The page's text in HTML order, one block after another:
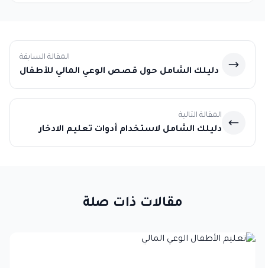
المقالة السابقة
دليلك الشامل حول قصص الوعي المالي للأطفال
المقالة التالية
دليلك الشامل لاستخدام أدوات تعليم الادخار
مقالات ذات صلة